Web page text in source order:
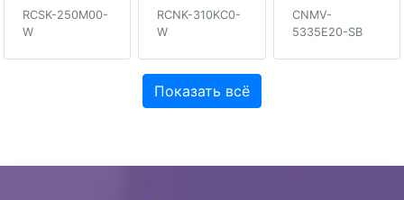
RCSK-250M00-
W
RCNK-310KC0-
W
CNMV-
5335E20-SB
Показать всё